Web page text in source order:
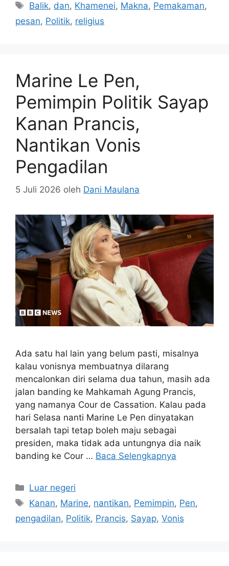
Tag
Balik, dan, Khamenei, Makna, Pemakaman,
pesan, Politik, religius
Marine Le Pen,
Pemimpin Politik Sayap
Kanan Prancis,
Nantikan Vonis
Pengadilan
5 Juli 2026 oleh Dani Maulana
Ada satu hal lain yang belum pasti, misalnya
kalau vonisnya membuatnya dilarang
mencalonkan diri selama dua tahun, masih ada
jalan banding ke Mahkamah Agung Prancis,
yang namanya Cour de Cassation. Kalau pada
hari Selasa nanti Marine Le Pen dinyatakan
bersalah tapi tetap boleh maju sebagai
presiden, maka tidak ada untungnya dia naik
banding ke Cour … Baca Selengkapnya
Kategori
Luar negeri
Tag
Kanan, Marine, nantikan, Pemimpin, Pen,
pengadilan, Politik, Prancis, Sayap, Vonis